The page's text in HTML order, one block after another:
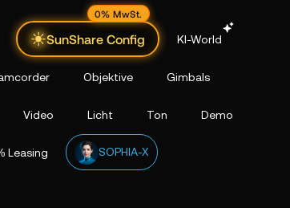
SunShare Config
0% MwSt.
KI-World
Objektive Gimbals
Video Licht Ton Demo
Leasing SOPHIA-X